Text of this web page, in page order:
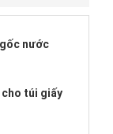
nước
cho túi giấy